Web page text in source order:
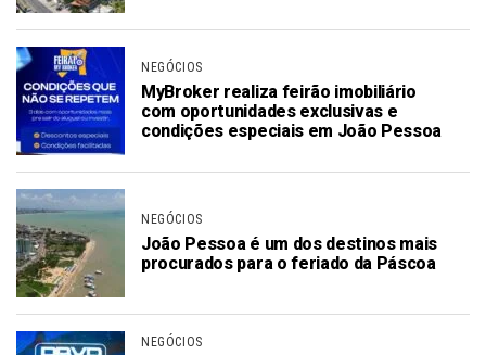
NEGÓCIOS
MyBroker realiza feirão imobiliário
com oportunidades exclusivas e
condições especiais em João Pessoa
NEGÓCIOS
João Pessoa é um dos destinos mais
procurados para o feriado da Páscoa
NEGÓCIOS